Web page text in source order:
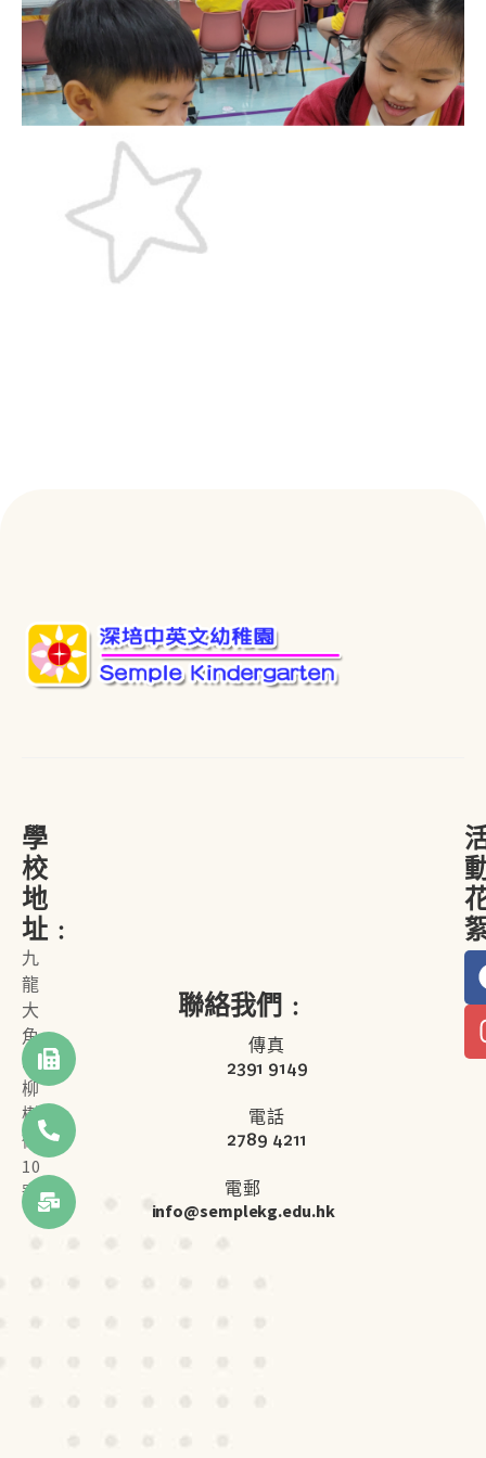
學
校
地
址﹕
九
龍
大
角
咀
柳
樹
街
10
號
聯絡我們﹕
傳真
2391 9149
電話
2789 4211
電郵
info@semplekg.edu.hk